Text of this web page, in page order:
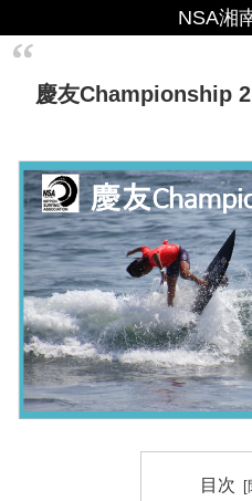
NSA湘
慶友Championship
目次